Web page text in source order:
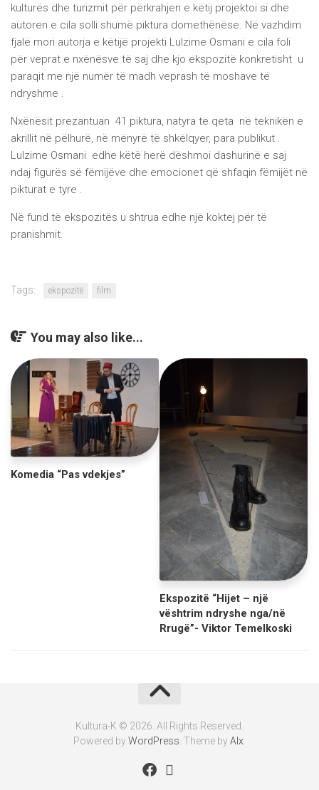
kulturës dhe turizmit për përkrahjen e këtij projektoi si dhe
autoren e cila solli shumë piktura domethënëse. Në vazhdim
fjalë mori autorja e këtijë projekti Lulzime Osmani e cila foli
për veprat e nxënësve të saj dhe kjo ekspozitë konkretisht u
paraqit me një numër të madh veprash të moshave të
ndryshme .
Nxënësit prezantuan 41 piktura, natyra të qeta në teknikën e
akrillit në pëlhurë, në mënyrë të shkëlqyer, para publikut .
Lulzime Osmani edhe këtë herë dëshmoi dashurinë e saj
ndaj figurës së fëmijëve dhe emocionet që shfaqin fëmijët në
pikturat e tyre .
Në fund të ekspozitës u shtrua edhe një koktej për të
pranishmit.
Tags: ekspozitë film
You may also like...
Komedia “Pas vdekjes”
Ekspozitë “Hijet – një
vështrim ndryshe nga/në
Rrugë”- Viktor Temelkoski
Kultura-K © 2026. All Rights Reserved.
Powered byWordPress . Theme byAlx